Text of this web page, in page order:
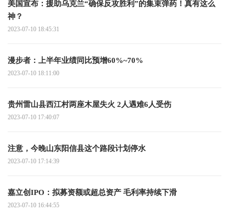
美国宣布：援助乌克兰“确保反攻胜利”的集束弹药！真有这么
神？
2023-07-10 18:45:31
漫步者：上半年业绩同比预增60%~70%
2023-07-10 18:11:00
贵州雷山县西江村两座木屋失火 2人遇难6人受伤
2023-07-10 17:40:07
注意，今晚山东阳信县这个路段计划停水
2023-07-10 17:14:39
嘉立创IPO：拟募资额或超总资产 毛利率持续下滑
2023-07-10 16:44:55